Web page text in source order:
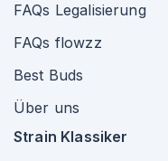
FAQs Legalisierung
FAQs flowzz
Best Buds
Über uns
Strain Klassiker